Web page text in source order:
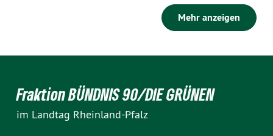
Mehr anzeigen
Fraktion BÜNDNIS 90/DIE GRÜNEN
im Landtag Rheinland-Pfalz